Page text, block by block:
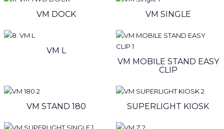
VM DOCK VM SINGLE
VM L
VM MOBILE STAND EASY
CLIP
VM STAND 180 SUPERLIGHT KIOSK